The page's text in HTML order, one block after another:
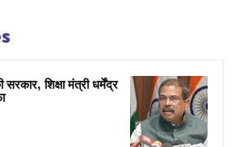
शिक्षा मंत्री धर्मेंद्र